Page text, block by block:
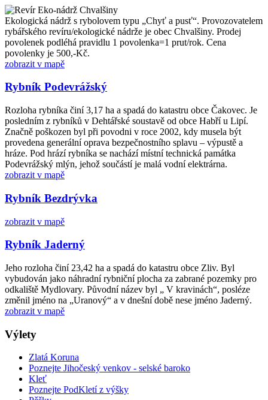
Ekologická nádrž s rybolovem typu „Chyť a pusť“. Provozovatelem
rybářského revíru/ekologické nádrže je obec Chvalšiny. Prodej
povolenek podléhá pravidlu 1 povolenka=1 prut/rok. Cena
povolenky je 500,-Kč.
zobrazit v mapě
Rybník Podevrážský
Rozloha rybníka činí 3,17 ha a spadá do katastru obce Čakovec. Je
posledním z rybníků v Dehtářské soustavě od obce Habří u Lipí.
Značně poškozen byl při povodni v roce 2002, kdy musela být
provedena generální oprava bezpečnostního splavu – výpustě a
hráze. Pod hrází rybníka se nachází místní technická památka
Podevrážský mlýn, jehož součástí je malá vodní elektrárna.
zobrazit v mapě
Rybník Bezdrývka
zobrazit v mapě
Rybník Jaderný
Jeho rozloha činí 23,42 ha a spadá do katastru obce Zliv. Byl
vybudován jako náhradní rybniční plocha za zabrané pozemky pro
odkaliště Mydlovary. Původní název byl „ V kravinách“, posléze
změnil jméno na „Uranový“ a v dnešní době nese jméno Jaderný.
zobrazit v mapě
Výlety
Zlatá Koruna
Poznejte Jihočeský venkov - selské baroko
Kleť
Poznejte PodKletí z výšky